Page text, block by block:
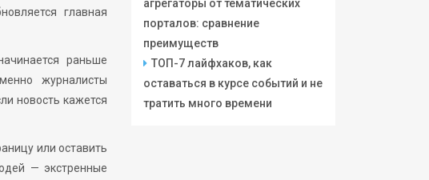
главная
раньше
журналисты
новость кажется
или оставить
— экстренные
агрегаторы от тематических
порталов: сравнение
преимуществ
ТОП-7 лайфхаков, как
оставаться в курсе событий и не
тратить много времени